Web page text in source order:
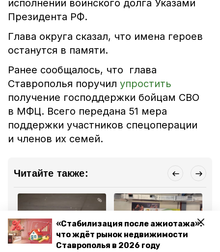
«Стабилизация после ажиотажа»:
что ждёт рынок недвижимости
Ставрополья в 2026 году
исполнении воинского долга Указами
Президента РФ.
Глава округа сказал, что имена героев
останутся в памяти.
Ранее сообщалось, что глава
Ставрополья поручил упростить
получение господдержки бойцам СВО
в МФЦ. Всего передана 51 мера
поддержки участников спецоперации
и членов их семей.
Читайте также:
Спорт